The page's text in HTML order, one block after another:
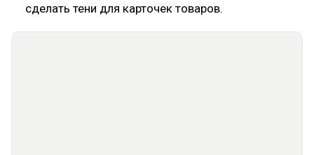
сделать тени для карточек товаров.